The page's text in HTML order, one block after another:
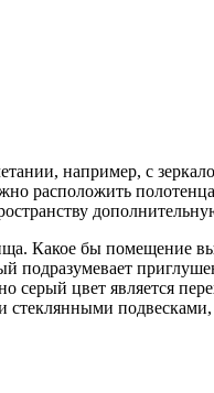
например, c
расположить
Какое бы помещение
подразумевает
серый цвет является